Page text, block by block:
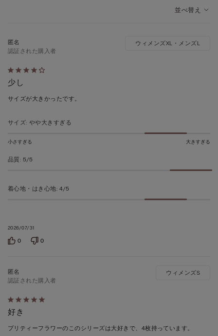
並べ替え
5
段
階
う
4
評
2026/07/31
認証された購入者
少し
サイズが大きかったです。
ウィメンズXL・メンズL
サイズ: やや大きすぎる
小さすぎる 大きすぎる
品質: 5/5
着心地・はき心地: 4/5
0 0
5
段
階
認証された購入者
好き
プリティーフラワーのこのシリーズは大好きで、4枚持っています。
ウィメンズS